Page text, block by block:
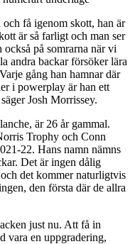
få igenom skott, han är
är så farligt och man ser
på somrarna när vi
andra backar försöker lära
gång han hamnar där
i powerplay är han ett
Josh Morrissey.
är 26 år gammal.
Trophy och Conn
22. Hans namn nämns
Det är ingen dålig
det kommer naturligtvis
den första där de allra
just nu. Att få in
vara en uppgradering,